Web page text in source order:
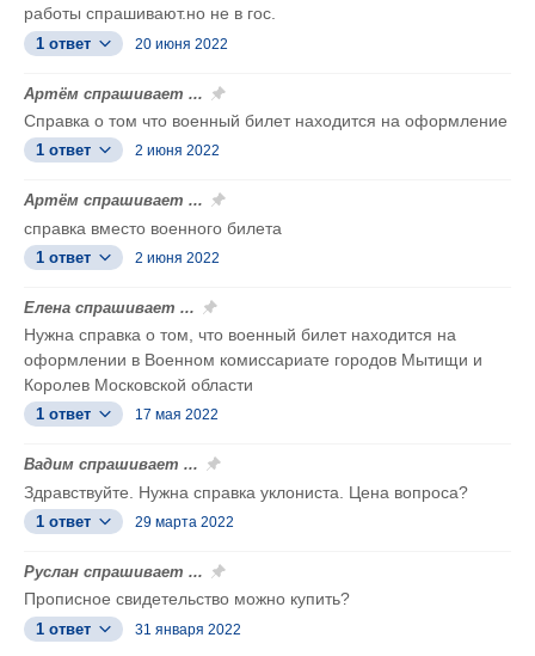
работы спрашивают.но не в гос.
1 ответ 20 июня 2022
Артём спрашивает ...
Справка о том что военный билет находится на оформление
1 ответ 2 июня 2022
Артём спрашивает ...
справка вместо военного билета
1 ответ 2 июня 2022
Елена спрашивает ...
Нужна справка о том, что военный билет находится на
оформлении в Военном комиссариате городов Мытищи и
Королев Московской области
1 ответ 17 мая 2022
Вадим спрашивает ...
Здравствуйте. Нужна справка уклониста. Цена вопроса?
1 ответ 29 марта 2022
Руслан спрашивает ...
Прописное свидетельство можно купить?
1 ответ 31 января 2022